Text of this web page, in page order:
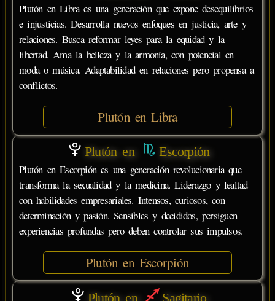
Plutón en Libra es una generación que expone desequilibrios
e injusticias. Desarrolla nuevos enfoques en justicia, arte y
relaciones. Busca reformar leyes para la equidad y la
libertad. Ama la belleza y la armonía, con potencial en
moda o música. Adaptabilidad en relaciones pero propensa a
conflictos.
Plutón en Libra
Plutón en Escorpión
Plutón en Escorpión es una generación revolucionaria que
transforma la sexualidad y la medicina. Liderazgo y lealtad
con habilidades empresariales. Intensos, curiosos, con
determinación y pasión. Sensibles y decididos, persiguen
experiencias profundas pero deben controlar sus impulsos.
Plutón en Escorpión
Plutón en Sagitario